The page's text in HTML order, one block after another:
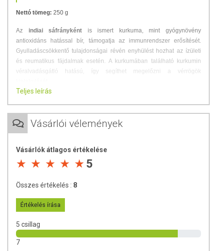
Nettó tömeg: 250 g
Az indiai sáfrányként is ismert kurkuma, mint gyógynövény
antioxidáns hatással bír, támogatja az immunrendszer erősítését.
Gyulladáscsökkentő tulajdonságai révén enyhülést hozhat az ízületi
és reumatikus fájdalmak esetén. A kurkumában található kurkumin
véralvadásgátló hatású, így segíthet megelőzni a vérrögök
TOVÁBBI TUDNIVALÓK A TERMÉKRŐL
Forgalmazó: PALEOCENTRUM Kft.
Teljes leírás
Vásárlói vélemények
Vásárlók átlagos értékelése
5
Összes értékelés : 8
Értékelés írása
5 csillag
7